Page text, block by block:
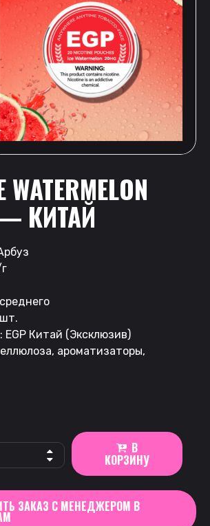
WATERMELON
КИТАЙ
EGP Китай (Эксклюзив)
ароматизаторы,
В
КОРЗИНУ
ЗАКАЗ С МЕНЕДЖЕРОМ В